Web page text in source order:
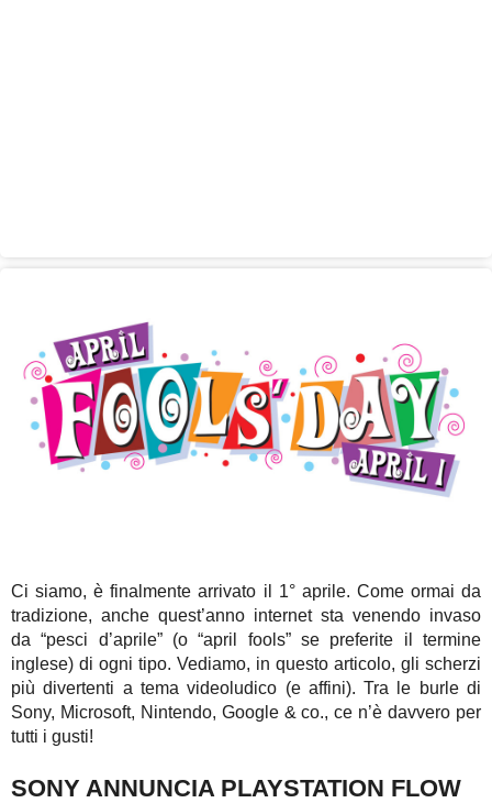
Ci siamo, è finalmente arrivato il 1° aprile. Come ormai da
tradizione, anche quest’anno internet sta venendo invaso
da “pesci d’aprile” (o “april fools” se preferite il termine
inglese) di ogni tipo. Vediamo, in questo articolo, gli scherzi
più divertenti a tema videoludico (e affini). Tra le burle di
Sony, Microsoft, Nintendo, Google & co., ce n’è davvero per
tutti i gusti!
SONY ANNUNCIA PLAYSTATION FLOW